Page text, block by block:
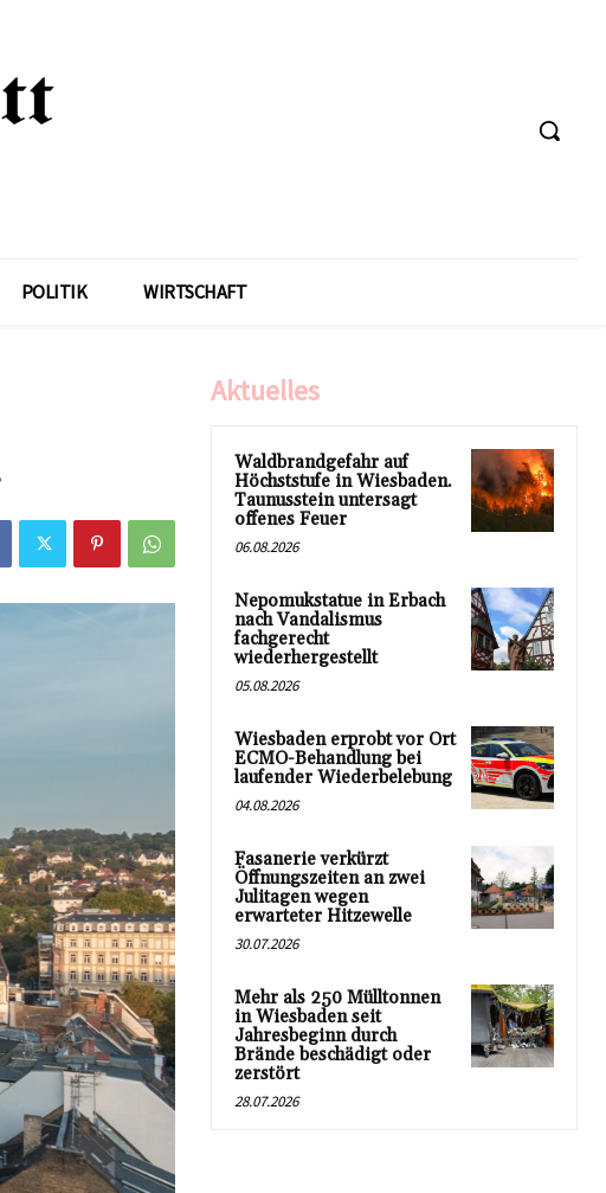
POLITIK WIRTSCHAFT
Aktuelles
Waldbrandgefahr auf
Höchststufe in Wiesbaden.
Taunusstein untersagt
offenes Feuer
06.08.2026
Nepomukstatue in Erbach
nach Vandalismus
fachgerecht
wiederhergestellt
05.08.2026
Wiesbaden erprobt vor Ort
ECMO-Behandlung bei
laufender Wiederbelebung
04.08.2026
Fasanerie verkürzt
Öffnungszeiten an zwei
Julitagen wegen
erwarteter Hitzewelle
30.07.2026
Mehr als 250 Mülltonnen
in Wiesbaden seit
Jahresbeginn durch
Brände beschädigt oder
zerstört
28.07.2026